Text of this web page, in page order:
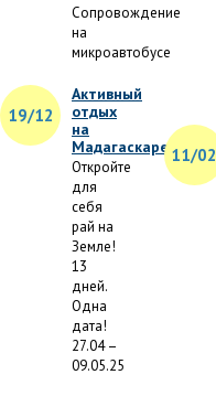
Сопровождение
на
микроавтобусе
19/12
Активный
отдых
на
Мадагаскаре
Откройте
для
себя
рай на
Земле!
13
дней.
Одна
дата!
27.04 –
09.05.25
11/02